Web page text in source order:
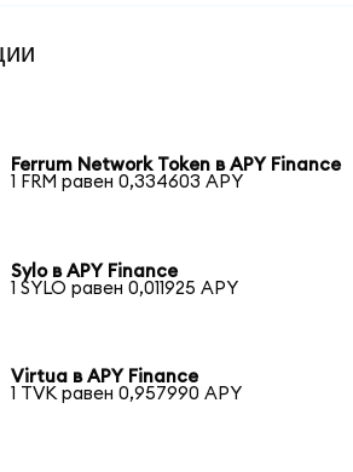
Ferrum Network Token в APY Finance
1 FRM равен 0,334603 APY
Sylo в APY Finance
1 SYLO равен 0,011925 APY
Virtua в APY Finance
1 TVK равен 0,957990 APY